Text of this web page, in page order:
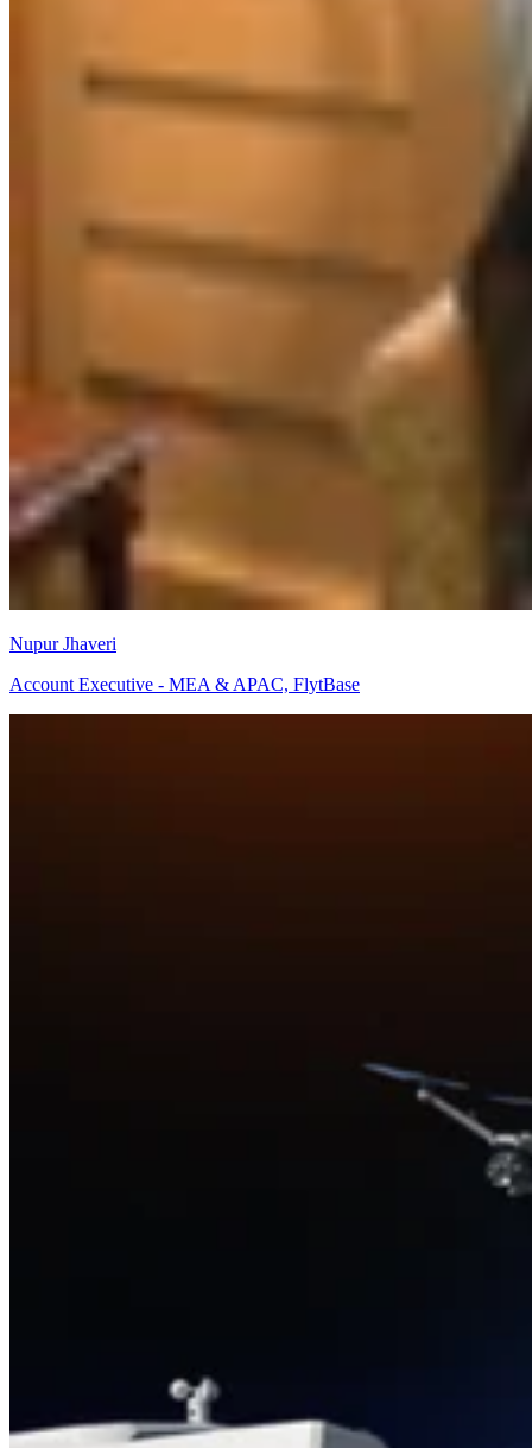
Nupur Jhaveri
Account Executive - MEA & APAC, FlytBase